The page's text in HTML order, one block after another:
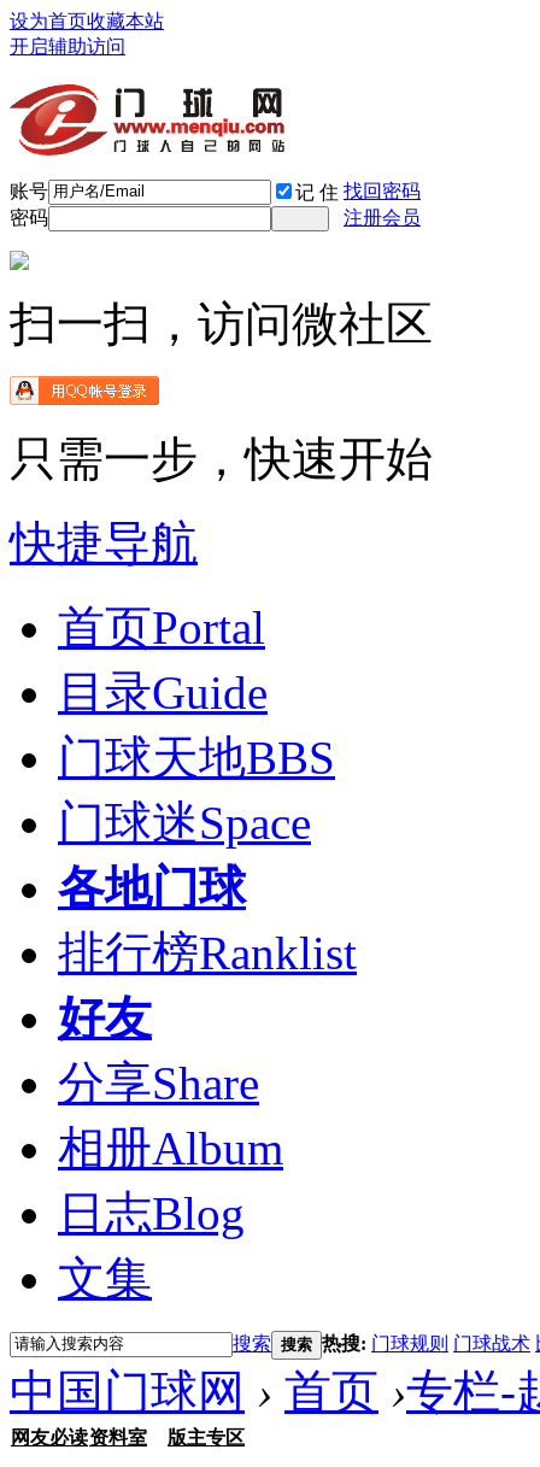
设为首页收藏本站
开启辅助访问
账号 记 住 找回密码
密码
注册会员
扫一扫，访问微社区
只需一步，快速开始
快捷导航
首页Portal
目录Guide
门球天地BBS
门球迷Space
各地门球
排行榜Ranklist
好友
分享Share
相册Album
日志Blog
文集
搜索 搜索 热搜: 门球规则 门球战术
中国门球网 › 首页 ›专栏-
网友必读资料室 版主专区